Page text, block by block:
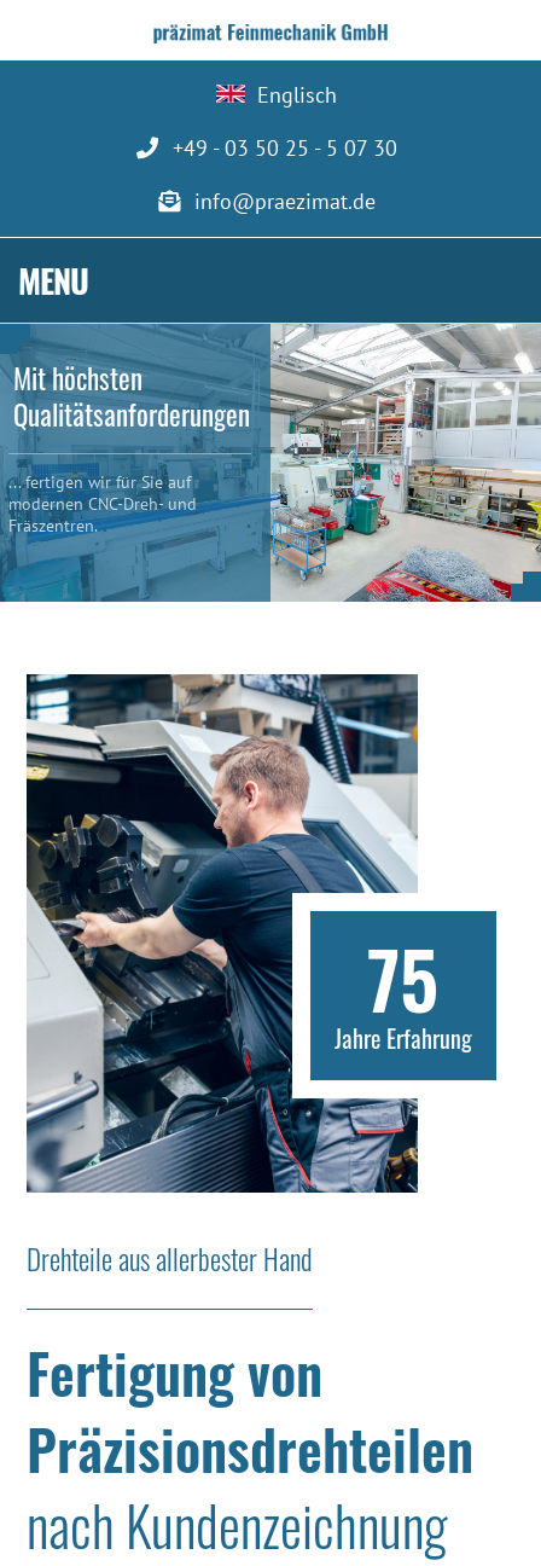
Englisch
+49 - 03 50 25 - 5 07 30
info@praezimat.de
MENU
Mit höchsten
Qualitätsanforderungen
... fertigen wir für Sie auf
modernen CNC-Dreh- und
Fräszentren.
75
Jahre Erfahrung
Drehteile aus allerbester Hand
Fertigung von
Präzisionsdrehteilen
nach Kundenzeichnung